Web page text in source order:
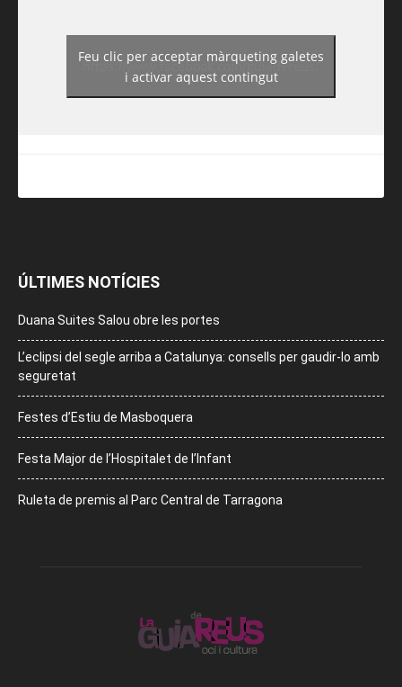
https://www.facebook.com/guiadereus/
Feu clic per acceptar màrqueting galetes
i activar aquest contingut
ÚLTIMES NOTÍCIES
Duana Suites Salou obre les portes
L’eclipsi del segle arriba a Catalunya: consells per gaudir-lo amb
seguretat
Festes d’Estiu de Masboquera
Festa Major de l’Hospitalet de l’Infant
Ruleta de premis al Parc Central de Tarragona